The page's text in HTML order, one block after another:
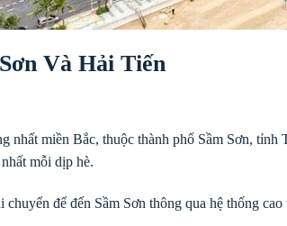
Và Hải Tiến
nhất miền Bắc, thuộc thành phố Sầm Sơn,
mỗi dịp hè.
để đến Sầm Sơn thông qua hệ thống cao